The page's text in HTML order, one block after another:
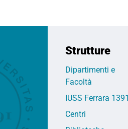
Strutture
Dipartimenti e
Facoltà
IUSS Ferrara 1391
Centri